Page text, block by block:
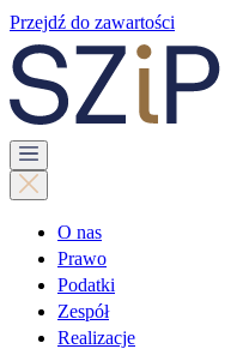
Przejdź do zawartości
O nas
Prawo
Podatki
Zespół
Realizacje